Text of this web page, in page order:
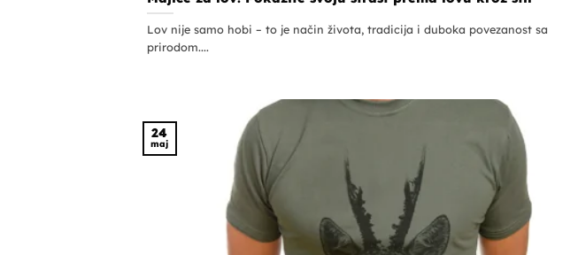
Lov nije samo hobi – to je način života, tradicija i duboka povezanost sa
prirodom....
24
maj